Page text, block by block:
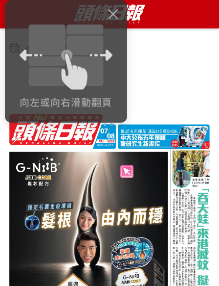
今日 2026年8月7日